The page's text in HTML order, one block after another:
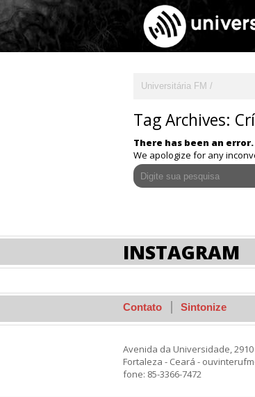
Universitária FM
Tag Archives:
There has been an error.
We apologize for any
INSTAGRAM
Contato Sintonize
Avenida da Universidade, 2910
Fortaleza - Ceará -
fone: 85-3366-7472